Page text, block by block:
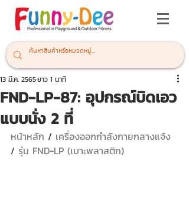
FND-LP-87: อุปกรณ์บิดเอว
แบบนั่ง 2 ที่
13 มี.ค. 2565ยาว 1 นาที
หน้าหลัก / เครื่องออกกำลังกายกลางแจ้ง
/ รุ่น FND-LP (เบาะพลาสติก)